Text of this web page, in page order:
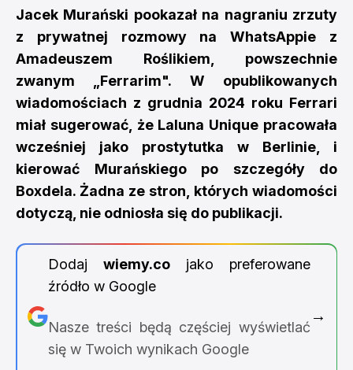
Jacek Murański pookazał na nagraniu zrzuty
z prywatnej rozmowy na WhatsAppie z
Amadeuszem Roślikiem, powszechnie
zwanym „Ferrarim". W opublikowanych
wiadomościach z grudnia 2024 roku Ferrari
miał sugerować, że Laluna Unique pracowała
wcześniej jako prostytutka w Berlinie, i
kierować Murańskiego po szczegóły do
Boxdela. Żadna ze stron, których wiadomości
dotyczą, nie odniosła się do publikacji.
Dodaj wiemy.cojako preferowane
źródło w Google
Nasze treści będą częściej wyświetlać
się w Twoich wynikach Google
→